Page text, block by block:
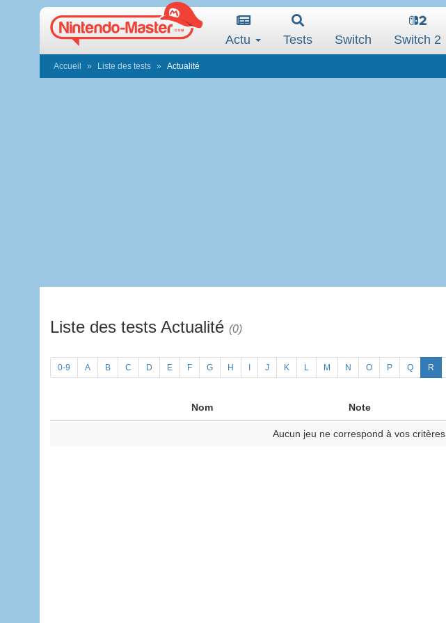
Actu Tests Switch Switch 2
Accueil Liste des tests Actualité
Liste des tests Actualité (0)
0-9 A B C D E F G H J K L M N O P Q R
Nom Note
Aucun jeu ne correspond à vos critères.